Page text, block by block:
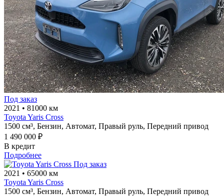
Под заказ
2021 • 81000 км
Toyota Yaris Cross
1500 см³, Бензин, Автомат, Правый руль, Передний привод
1 490 000 ₽
В кредит
Подробнее
Под заказ
2021 • 65000 км
Toyota Yaris Cross
1500 см³, Бензин, Автомат, Правый руль, Передний привод